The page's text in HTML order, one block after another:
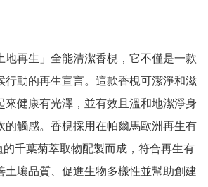
地再生」全能清潔香梘，它不僅是一款
行動的再生宣言。這款香梘可潔淨和滋
來健康有光澤，並有效且溫和地潔淨身
的觸感。香梘採用在帕爾馬歐洲再生有
千葉菊萃取物配製而成，符合再生有
土壤品質、促進生物多樣性並幫助創建